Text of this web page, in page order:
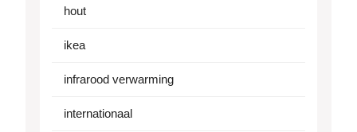
hout
ikea
infrarood verwarming
internationaal